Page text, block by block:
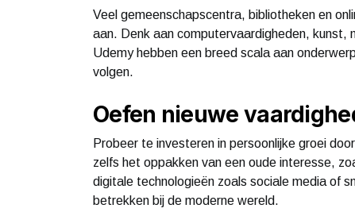
Veel gemeenschapscentra, bibliotheken en
aan. Denk aan computervaardigheden, kunst,
Udemy hebben een breed scala aan
volgen.
Oefen nieuwe
Probeer te investeren in persoonlijke groei
zelfs het oppakken van een oude interesse,
digitale technologieën zoals sociale media of
betrekken bij de moderne wereld.